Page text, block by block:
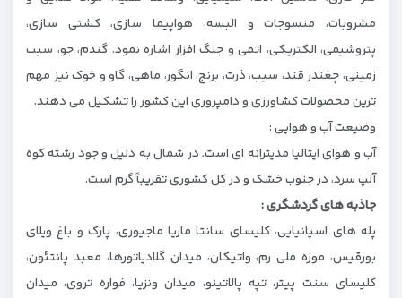
مشروبات، منسوجات و البسه، هواپیما سازی، کشتی‌ سازی،
پتروشیمی، الکتریکی، اتمی و جنگ ‌افزار اشاره نمود. گندم، جو، سیب‌
زمینی، چغندر قند، سیب، ذرت، برنج، انگور، ماهی، گاو و خوک نیز مهم
ترین محصولات کشاورزی و دامپروری این کشور را تشکیل می ‌دهند.
وضیعت آب و هوایی :
آب و هوای ایتالیا مدیترانه ‌ای است. در شمال به دلیل و جود رشته‌ کوه
آلپ سرد، در جنوب خشک و در کل کشوری تقریباً گرم است.
جاذبه های گردشگری :
پله های اسپانیایی، کلیسای سانتا ماریا ماجیوری، پارک و باغ ویلای
بورقیس، موزه ملی رم، واتیکان، میدان گلادیاتورها، معبد پانتئون،
کلیسای سنت پیتر، تپه پالاتینو، میدان ونزیا، فواره تروی، میدان